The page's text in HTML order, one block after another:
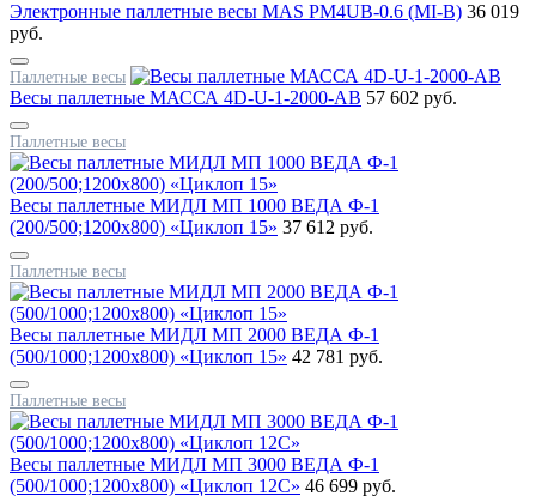
Электронные паллетные весы MAS PM4UB-0.6 (MI-B) 36 019
руб.
Паллетные весы
Весы паллетные МАССА 4D-U-1-2000-AB 57 602 руб.
Паллетные весы
Весы паллетные МИДЛ МП 1000 ВЕДА Ф-1
(200/500;1200x800) «Циклоп 15» 37 612 руб.
Паллетные весы
Весы паллетные МИДЛ МП 2000 ВЕДА Ф-1
(500/1000;1200x800) «Циклоп 15» 42 781 руб.
Паллетные весы
Весы паллетные МИДЛ МП 3000 ВЕДА Ф-1
(500/1000;1200x800) «Циклоп 12С» 46 699 руб.